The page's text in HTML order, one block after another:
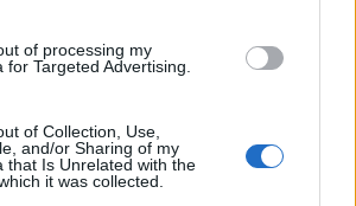
of processing my
for Targeted Advertising.
of Collection, Use,
and/or Sharing of my
that Is Unrelated with the
it was collected.
i colloqui saltati: la decisione di